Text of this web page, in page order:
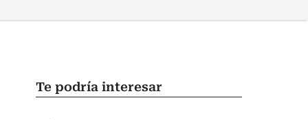
Te podría interesar